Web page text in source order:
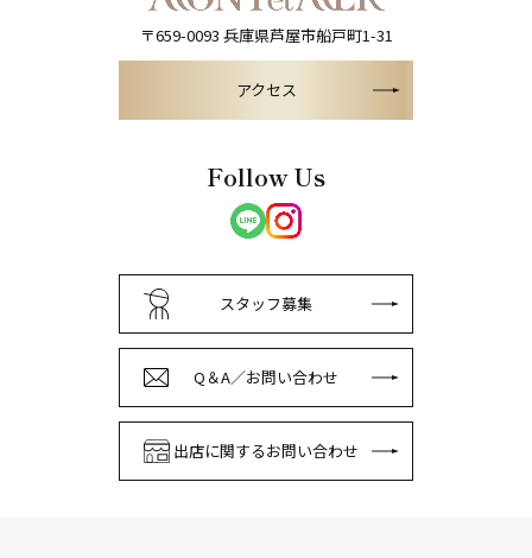
〒659-0093 兵庫県芦屋市船戸町1-31
アクセス
Follow Us
スタッフ募集
Q＆A／お問い合わせ
出店に関するお問い合わせ